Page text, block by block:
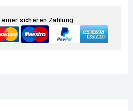
sicheren Zahlung